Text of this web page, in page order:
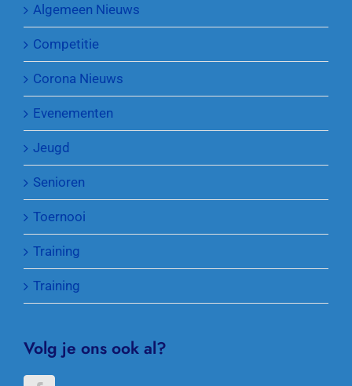
Algemeen Nieuws
Competitie
Corona Nieuws
Evenementen
Jeugd
Senioren
Toernooi
Training
Training
Volg je ons ook al?